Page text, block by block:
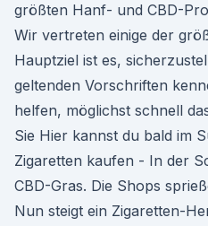
größten Hanf- und CBD-
Wir vertreten einige der
Hauptziel ist es,
geltenden Vorschriften
helfen, möglichst schnell
Sie Hier kannst du bald im
Zigaretten kaufen - In der
CBD-Gras. Die Shops
Nun steigt ein Zigaretten-